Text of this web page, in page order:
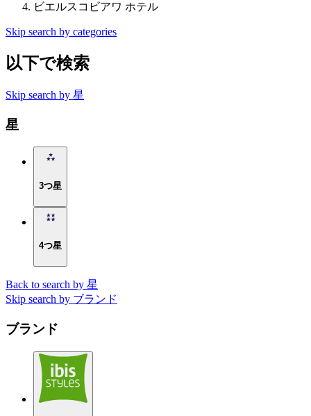
ビエルスコビアワ ホテル
Skip search by categories
以下で検索
Skip search by 星
星
3つ星
4つ星
Back to search by 星
Skip search by ブランド
ブランド